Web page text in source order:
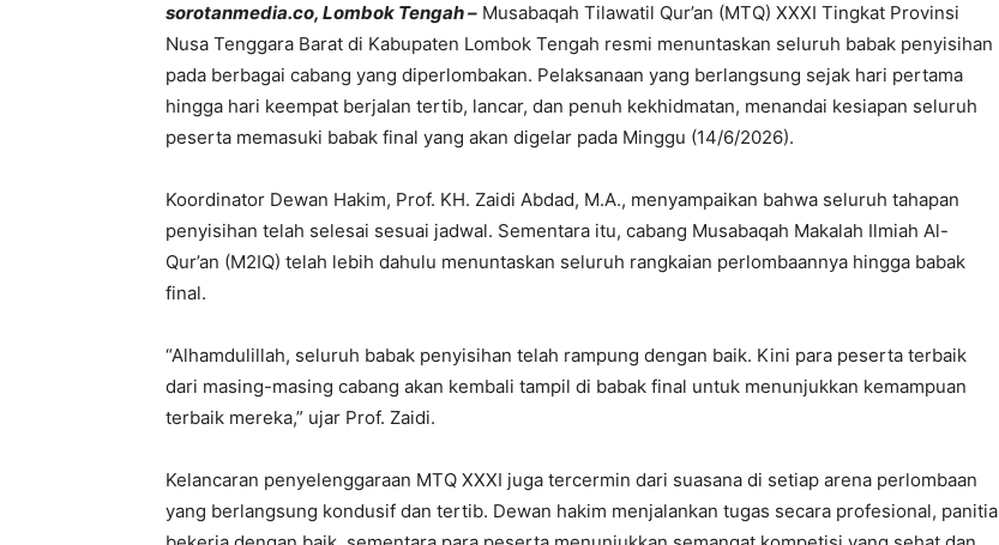
sorotanmedia.co, Lombok Tengah – Musabaqah Tilawatil Qur’an (MTQ) XXXI Tingkat Provinsi
Nusa Tenggara Barat di Kabupaten Lombok Tengah resmi menuntaskan seluruh babak penyisihan
pada berbagai cabang yang diperlombakan. Pelaksanaan yang berlangsung sejak hari pertama
hingga hari keempat berjalan tertib, lancar, dan penuh kekhidmatan, menandai kesiapan seluruh
peserta memasuki babak final yang akan digelar pada Minggu (14/6/2026).
Koordinator Dewan Hakim, Prof. KH. Zaidi Abdad, M.A., menyampaikan bahwa seluruh tahapan
penyisihan telah selesai sesuai jadwal. Sementara itu, cabang Musabaqah Makalah Ilmiah Al-
Qur’an (M2IQ) telah lebih dahulu menuntaskan seluruh rangkaian perlombaannya hingga babak
final.
“Alhamdulillah, seluruh babak penyisihan telah rampung dengan baik. Kini para peserta terbaik
dari masing-masing cabang akan kembali tampil di babak final untuk menunjukkan kemampuan
terbaik mereka,” ujar Prof. Zaidi.
Kelancaran penyelenggaraan MTQ XXXI juga tercermin dari suasana di setiap arena perlombaan
yang berlangsung kondusif dan tertib. Dewan hakim menjalankan tugas secara profesional, panitia